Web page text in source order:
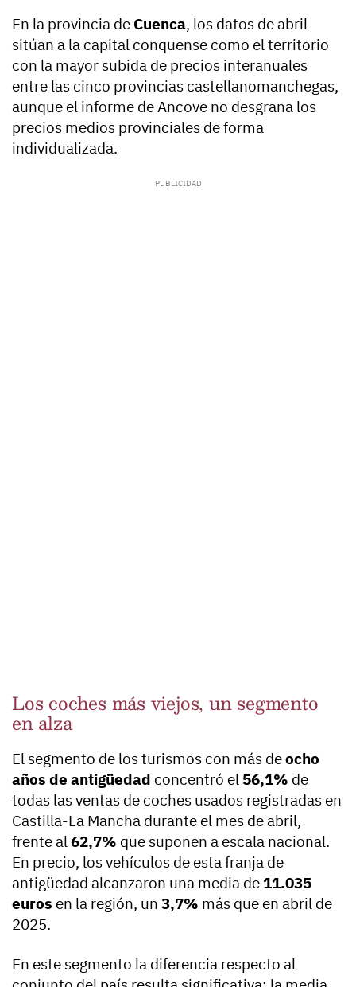
En la provincia de Cuenca, los datos de abril
sitúan a la capital conquense como el territorio
con la mayor subida de precios interanuales
entre las cinco provincias castellanomanchegas,
aunque el informe de Ancove no desgrana los
precios medios provinciales de forma
individualizada.
Los coches más viejos, un segmento
en alza
El segmento de los turismos con más deocho
años de antigüedad concentró el 56,1% de
todas las ventas de coches usados registradas en
Castilla-La Mancha durante el mes de abril,
frente al62,7% que suponen a escala nacional.
En precio, los vehículos de esta franja de
antigüedad alcanzaron una media de 11.035
euros en la región, un 3,7% más que en abril de
2025.
En este segmento la diferencia respecto al